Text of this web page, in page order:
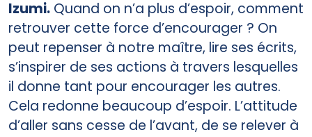
Izumi. Quand on n’a plus d’espoir, comment
retrouver cette force d’encourager ? On
peut repenser à notre maître, lire ses écrits,
s’inspirer de ses actions à travers lesquelles
il donne tant pour encourager les autres.
Cela redonne beaucoup d’espoir. L’attitude
d’aller sans cesse de l’avant, de se relever à